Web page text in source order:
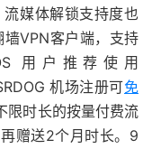
媒体解锁支持度也
VPN客户端，支持
用户推荐使用
机场注册可免
限时长的按量付费流
赠送2个月时长。9